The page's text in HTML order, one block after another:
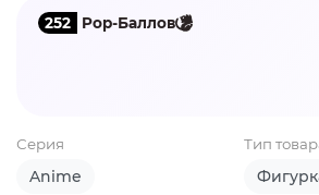
252 Pop-Баллов
Серия
Anime
Тип